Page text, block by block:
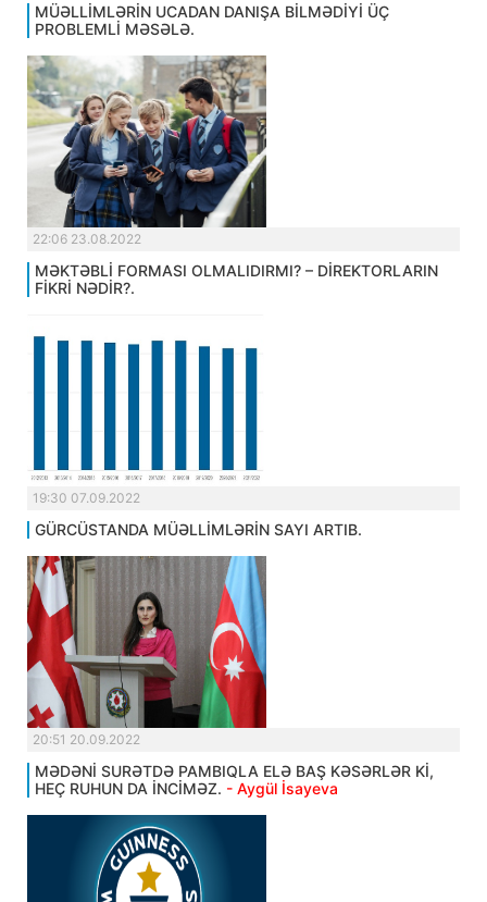
MÜƏLLİMLƏRİN UCADAN DANIŞA BİLMƏDİYİ ÜÇ
PROBLEMLİ MƏSƏLƏ.
22:06 23.08.2022
MƏKTƏBLİ FORMASI OLMALIDIRMI? – DİREKTORLARIN
FİKRİ NƏDİR?.
19:30 07.09.2022
GÜRCÜSTANDA MÜƏLLİMLƏRİN SAYI ARTIB.
20:51 20.09.2022
MƏDƏNİ SURƏTDƏ PAMBIQLA ELƏ BAŞ KƏSƏRLƏR Kİ,
HEÇ RUHUN DA İNCİMƏZ. - Aygül İsayeva